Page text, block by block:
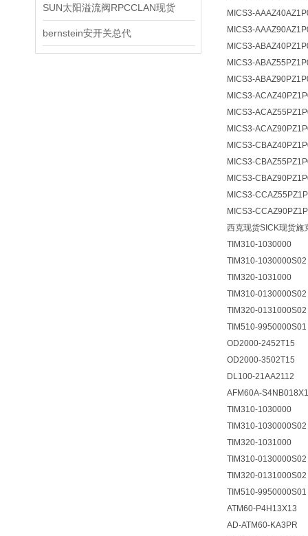
SUN太阳溢流阀RPCCLAN现货
bernstein安开关总代
MICS3-
MICS3-
MICS3-
MICS3-
MICS3-
MICS3-
MICS3-
MICS3-
MICS3-
MICS3-
MICS3-
MICS3-
MICS3-
西克现货SICK现货施
TIM310-1030000
TIM310-1030000S02
TIM320-1031000
TIM310-0130000S02
TIM320-0131000S02
TIM510-9950000S01
OD2000-2452T15
OD2000-3502T15
DL100-21AA2112
AFM60A-
TIM310-1030000
TIM310-1030000S02
TIM320-1031000
TIM310-0130000S02
TIM320-0131000S02
TIM510-9950000S01
ATM60-P4H13X13
AD-ATM60-KA3PR